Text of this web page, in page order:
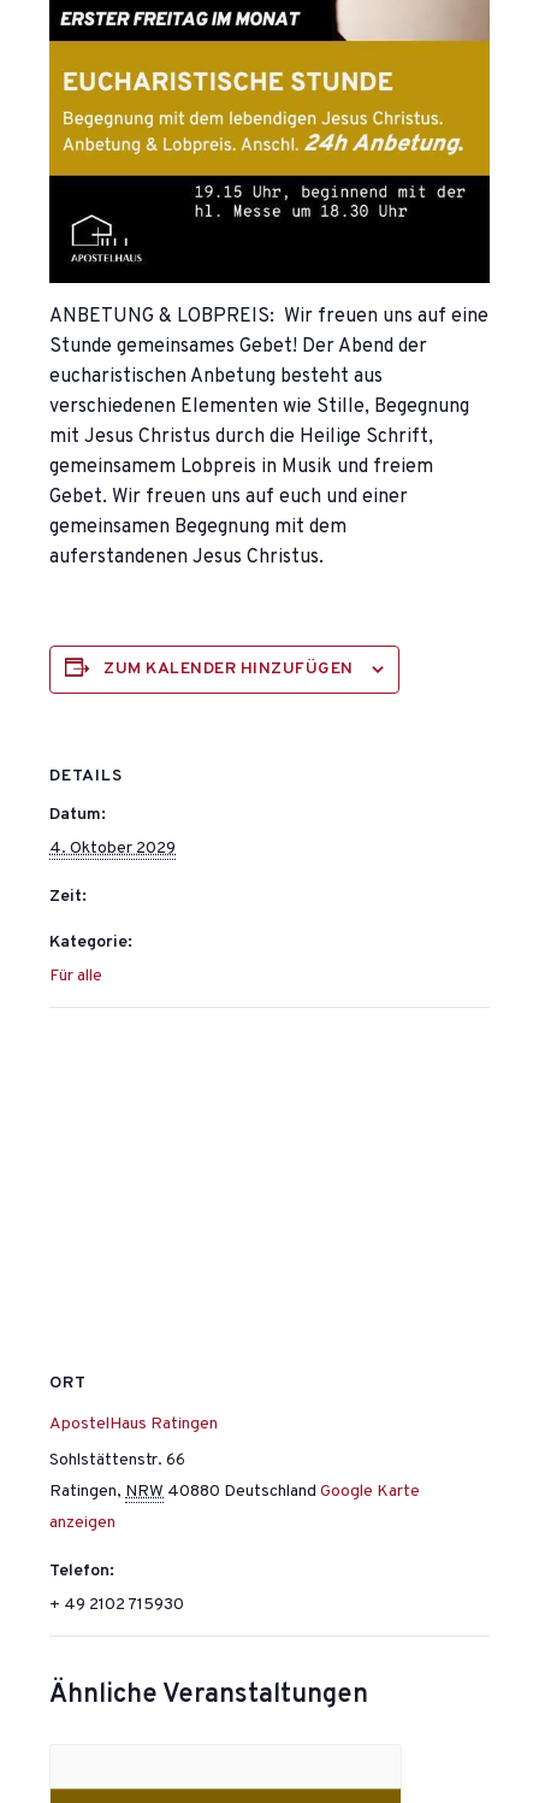
ANBETUNG & LOBPREIS: Wir freuen uns auf eine
Stunde gemeinsames Gebet! Der Abend der
eucharistischen Anbetung besteht aus
verschiedenen Elementen wie Stille, Begegnung
mit Jesus Christus durch die Heilige Schrift,
gemeinsamem Lobpreis in Musik und freiem
Gebet. Wir freuen uns auf euch und einer
gemeinsamen Begegnung mit dem
auferstandenen Jesus Christus.
ZUM KALENDER HINZUFÜGEN
DETAILS
Datum:
4. Oktober 2029
Zeit:
Kategorie:
Für alle
ORT
ApostelHaus Ratingen
Sohlstättenstr. 66
Ratingen, NRW 40880 Deutschland Google Karte
anzeigen
Telefon:
+ 49 2102 715930
Ähnliche Veranstaltungen